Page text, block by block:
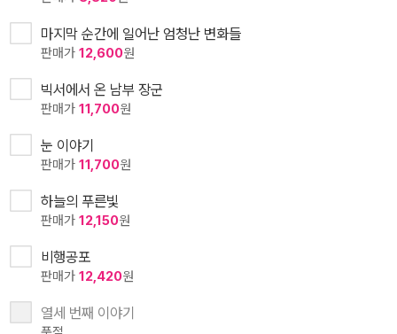
마지막 순간에 일어난 엄청난 변화들
판매가 12,600원
빅서에서 온 남부 장군
판매가 11,700원
눈 이야기
판매가 11,700원
하늘의 푸른빛
판매가 12,150원
비행공포
판매가 12,420원
열세 번째 이야기